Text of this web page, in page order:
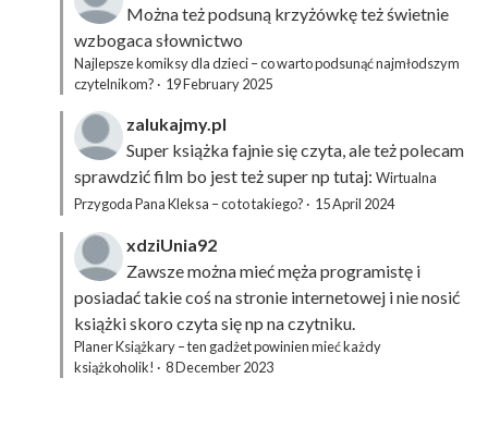
Można też podsuną krzyżówkęteż świetnie
wzbogaca słownictwo
Najlepsze komiksy dla dzieci – co warto podsunąć najmłodszym
czytelnikom? · 19 February 2025
zalukajmy.pl
Super książka fajnie się czyta, ale też polecam
sprawdzić film bo jest też super np tutaj: Wirtualna
Przygoda Pana Kleksa – co to takiego? · 15 April 2024
xdziUnia92
Zawsze można mieć męża programistę i
posiadać takie coś na stronie internetowej i nie nosić
książki skoro czyta się np na czytniku.
Planer Książkary – ten gadżet powinien mieć każdy
książkoholik! · 8 December 2023